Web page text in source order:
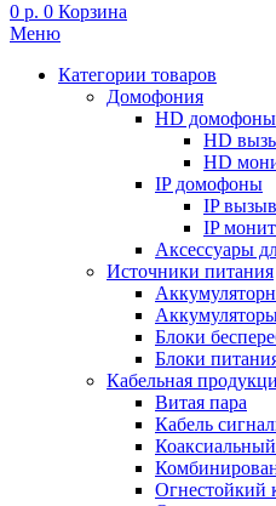
0 р. 0 Корзина
Меню
Категории товаров
Домофония
HD домофоны
HD
HD
IP домофоны
IP
IP
Аксессуары
Источники питания
Блоки
Блоки
Кабельная
Витая пара
Кабель
Огнестойкий